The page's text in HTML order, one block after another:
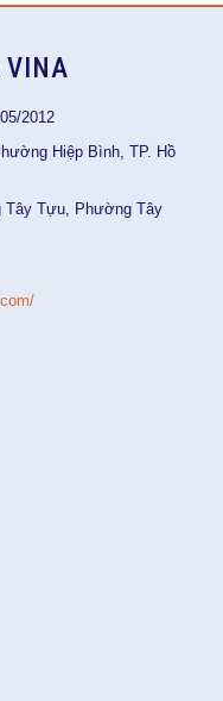
VINA
2012
Hiệp Bình, TP. Hồ
Tây Tựu, Phường Tây